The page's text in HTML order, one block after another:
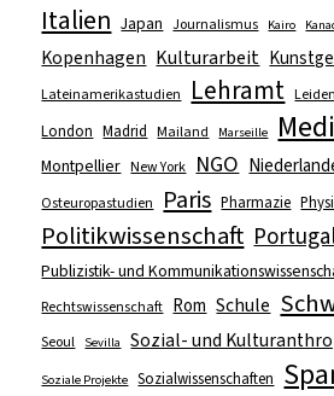
Italien Japan Journalismus Kairo
Kopenhagen Kulturarbeit
Lateinamerikastudien Lehramt Leiden
London Madrid Mailand Marseille
Montpellier New York NGO
Osteuropastudien Paris Pharmazie
Politikwissenschaft
Publizistik- und
Rechtswissenschaft Rom Schule
Seoul Sevilla Sozial- und
Soziale Projekte Sozialwissenschaften